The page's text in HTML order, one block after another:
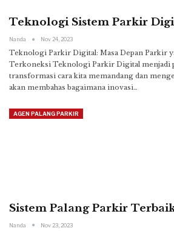
Teknologi Sistem Parkir
Nanda Nov 24, 2023
Teknologi Parkir Digital: Masa Depan Parkir
Terkoneksi Teknologi Parkir Digital menjadi
transformasi cara kita memandang dan
akan membahas bagaimana inovasi…
AGEN PALANG PARKIR
Sistem Palang Parkir
Nanda Nov 23, 2023